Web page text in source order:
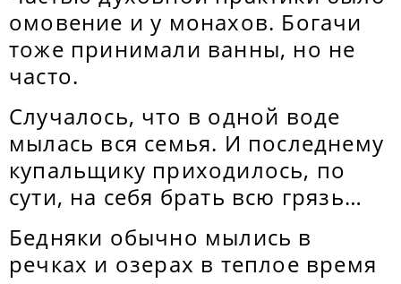
омовение и у монахов. Богачи
тоже принимали ванны, но не
часто.
Случалось, что в одной воде
мылась вся семья. И последнему
купальщику приходилось, по
сути, на себя брать всю грязь…
Бедняки обычно мылись в
речках и озерах в теплое время